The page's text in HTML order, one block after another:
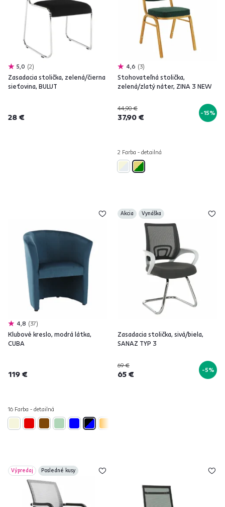
5,0 2
Zasadacia stolička, zelená/čierna
sieťovina, BULUT
28 €
4,6 3
Stohovateľná stolička,
zelená/zlatý náter, ZINA 3 NEW
44,90 €
37,90 € -15%
2 Farba - detailná
4,8 37
Klubové kreslo, modrá látka,
CUBA
119 €
16 Farba - detailná
Akcia Vynáška
Zasadacia stolička, sivá/biela,
SANAZ TYP 3
69 €
65 € -5%
Výpredaj Posledné kusy